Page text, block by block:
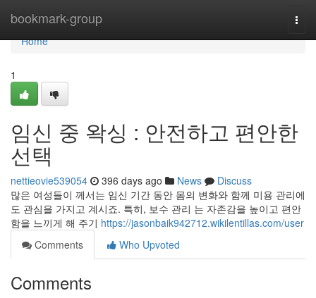
bookmark-group
Home
Home
1
임신 중 왁싱 : 안전하고 편안한
선택
nettieovie539054 396 days ago News
Discuss
많은 여성들이 께서는 임신 기간 동안 몸의 변화와 함께 미용 관리에
도 관심을 가지고 계시죠. 특히, 보수 관리 는 자존감을 높이고 편안
함을 느끼게 해 주기 https://jasonbaik942712.wikilentillas.com/user
Comments
Who Upvoted
Comments